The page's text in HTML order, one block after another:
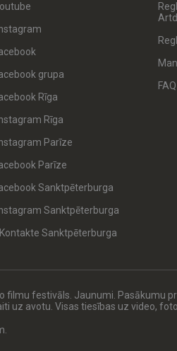
grupa
Rīga
Rīga
Parīze
Parīze
Sanktpēterburga
Sanktpēterburga
Sanktpēterburga
FAQ
festivāls. Jaunumi. Pasākumu
uz avotu. Visas tiesības uz video,